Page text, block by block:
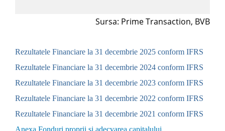
Sursa: Prime Transaction, BVB
Rezultatele Financiare la 31 decembrie 2025 conform IFRS
Rezultatele Financiare la 31 decembrie 2024 conform IFRS
Rezultatele Financiare la 31 decembrie 2023 conform IFRS
Rezultatele Financiare la 31 decembrie 2022 conform IFRS
Rezultatele Financiare la 31 decembrie 2021 conform IFRS
Anexa Fonduri proprii si adecvarea capitalului